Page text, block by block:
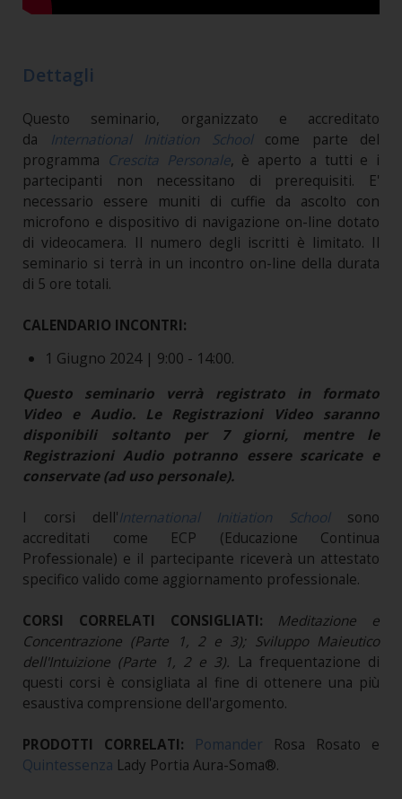
Dettagli
Questo seminario, organizzato e accreditato
da
International Initiation School
come parte del
programma Crescita Personale, è aperto a tutti e i
partecipanti non necessitano di prerequisiti. E'
necessario essere muniti di cuffie da ascolto con
microfono e dispositivo di navigazione on-line dotato
di videocamera. Il numero degli iscritti è limitato. Il
seminario si terrà in un incontro on-line della durata
di 5 ore totali.
CALENDARIO INCONTRI:
1 Giugno 2024 | 9:00 - 14:00.
Questo seminario verrà registrato in formato
Video e Audio. Le Registrazioni Video saranno
disponibili soltanto per 7 giorni, mentre le
Registrazioni Audio potranno essere scaricate e
conservate (ad uso personale).
I corsi dell'International Initiation Schoolsono
accreditati come ECP (Educazione Continua
Professionale) e il partecipante riceverà un attestato
specifico valido come aggiornamento professionale.
CORSI CORRELATI CONSIGLIATI: Meditazione e
Concentrazione (Parte 1, 2 e 3); Sviluppo Maieutico
dell'Intuizione (Parte 1, 2 e 3). La frequentazione di
questi corsi è consigliata al fine di ottenere una più
esaustiva comprensione dell'argomento.
PRODOTTI CORRELATI: Pomander Rosa Rosato e
Quintessenza Lady Portia Aura-Soma®.